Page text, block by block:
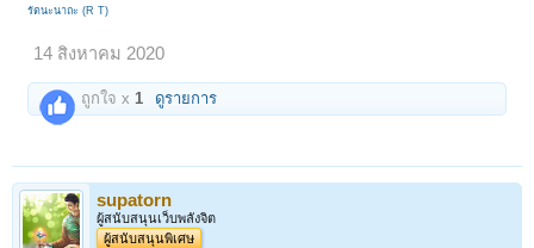
รัตนะนาถะ (R T)
14 สิงหาคม 2020
ถูกใจ x1 ดูรายการ
supatorn
ผู้สนับสนุนเว็บพลังจิต
ผู้สนับสนุนพิเศษ